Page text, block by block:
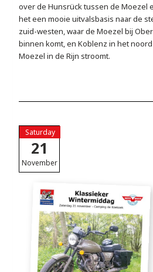
over de Hunsrück tussen de Moezel
het een mooie uitvalsbasis naar de
zuid-westen, waar de Moezel bij
binnen komt, en Koblenz in het
Moezel in de Rijn stroomt.
Saturday
21
November